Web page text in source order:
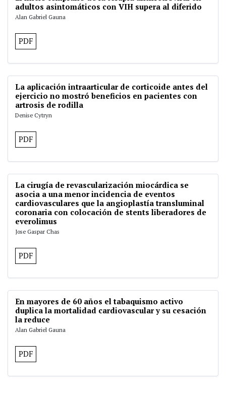
adultos asintomáticos con VIH supera al diferido
Alan Gabriel Gauna
PDF
La aplicación intraarticular de corticoide antes del
ejercicio no mostró beneficios en pacientes con
artrosis de rodilla
Denise Cytryn
PDF
La cirugía de revascularización miocárdica se
asocia a una menor incidencia de eventos
cardiovasculares que la angioplastía transluminal
coronaria con colocación de stents liberadores de
everolimus
Jose Gaspar Chas
PDF
En mayores de 60 años el tabaquismo activo
duplica la mortalidad cardiovascular y su cesación
la reduce
Alan Gabriel Gauna
PDF